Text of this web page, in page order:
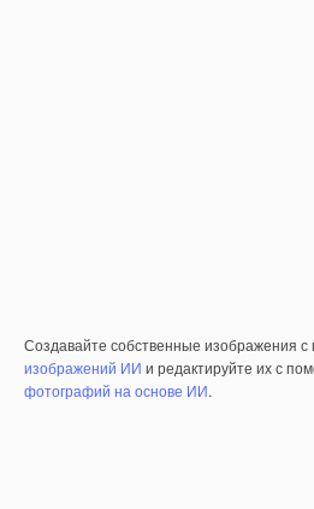
Создавайте собственные изображения
изображений ИИ и редактируйте их с
фотографий на основе ИИ.